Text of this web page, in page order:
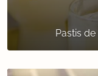
Pastis